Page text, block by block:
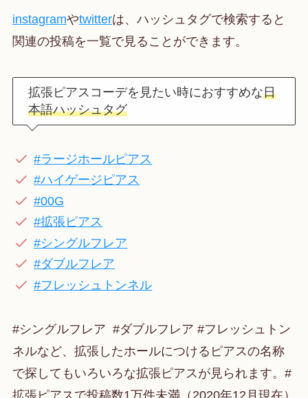
instagramやtwitterは、ハッシュタグで検索すると
関連の投稿を一覧で見ることができます。
拡張ピアスコーデを見たい時におすすめな日
本語ハッシュタグ
#ラージホールピアス
#ハイゲージピアス
#00G
#拡張ピアス
#シングルフレア
#ダブルフレア
#フレッシュトンネル
#シングルフレア #ダブルフレア #フレッシュトン
ネルなど、拡張したホールにつけるピアスの名称
で探してもいろいろな拡張ピアスが見られます。#